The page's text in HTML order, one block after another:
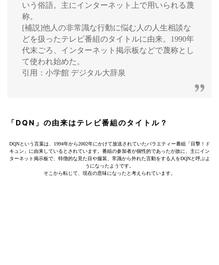
いう俗語。主にインターネット上で用いられる蔑
称。
[補説]他人の非常識な行動に悩む人の人生相談な
どを扱ったテレビ番組のタイトルに由来。1990年
代末ごろ、インターネット掲示板などで蔑称とし
て使われ始めた。
引用：小学館 デジタル大辞泉
「DQN」の由来はテレビ番組のタイトル？
DQNという言葉は、1994年から2002年にかけて放送されていたバラエティー番組「目撃！ド
キュン」に由来しているとされています。番組の参加者が個性的であったが故に、主にイン
ターネット掲示板で、特徴的な見た目や服装、常識から外れた言動をする人をDQNと呼ぶよ
うになったようです。
そこから転じて、現在の意味になったと考えられています。